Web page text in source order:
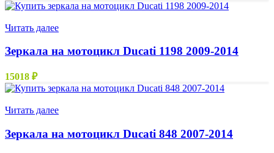
Читать далее
Зеркала на мотоцикл Ducati 1198 2009-2014
15018 ₽
Читать далее
Зеркала на мотоцикл Ducati 848 2007-2014